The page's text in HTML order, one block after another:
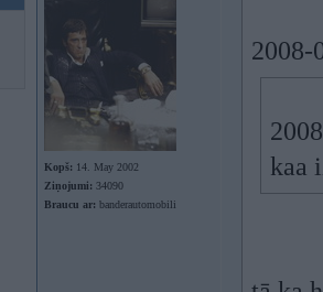
Kopš: 14. May 2002
Ziņojumi: 34090
Braucu ar: banderautomobili
2008-
kaa